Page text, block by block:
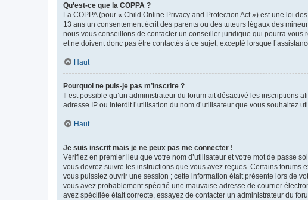
Qu’est-ce que la COPPA ?
La COPPA (pour « Child Online Privacy and Protection Act ») est une loi
13 ans un consentement écrit des parents ou des tuteurs légaux des
nous vous conseillons de contacter un conseiller juridique qui pourra vous
et ne doivent donc pas être contactés à ce sujet, excepté lorsque
Haut
Pourquoi ne puis-je pas m’inscrire ?
Il est possible qu’un administrateur du forum ait désactivé les inscriptions
adresse IP ou interdit l’utilisation du nom d’utilisateur que vous souhaitez
Haut
Je suis inscrit mais je ne peux pas me connecter !
Vérifiez en premier lieu que votre nom d’utilisateur et votre mot de passe
vous devrez suivre les instructions que vous avez reçues. Certains
vous puissiez ouvrir une session ; cette information était présente lors de
vous avez probablement spécifié une mauvaise adresse de courrier
avez spécifiée était correcte, essayez de contacter un administrateur du